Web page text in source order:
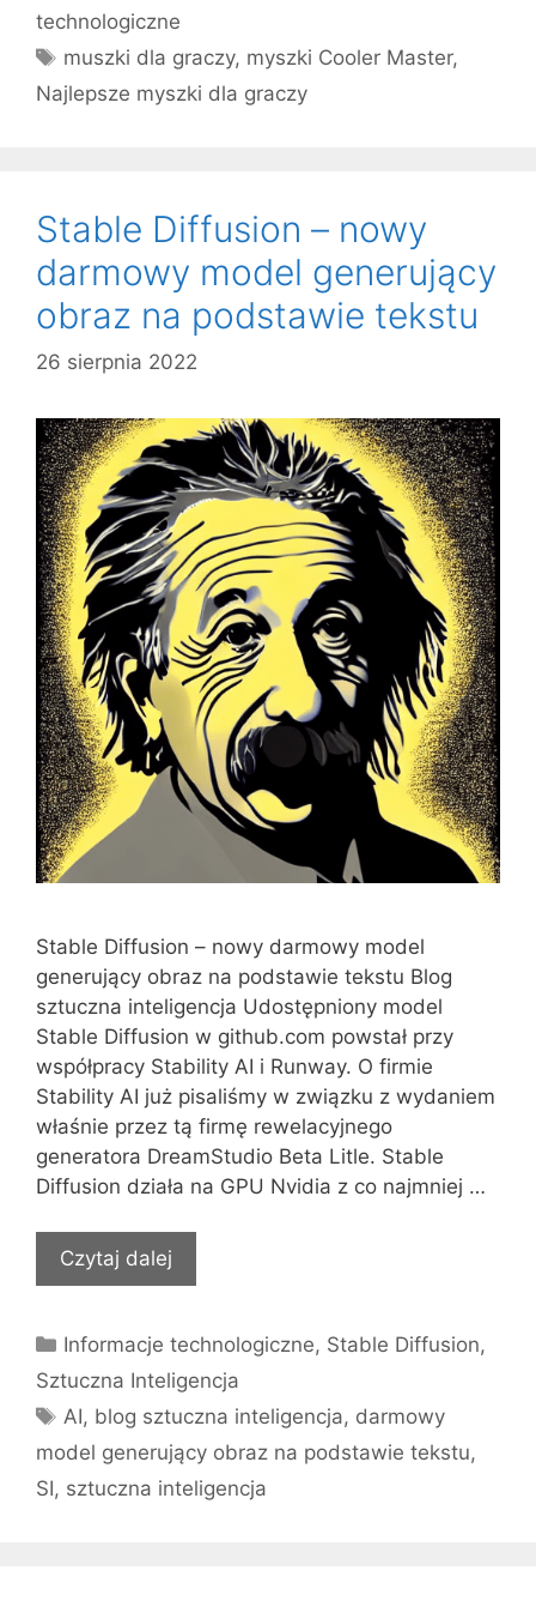
technologiczne
Tagi
muszki dla graczy, myszki Cooler Master,
Najlepsze myszki dla graczy
Stable Diffusion – nowy
darmowy model generujący
obraz na podstawie tekstu
26 sierpnia 2022
Stable Diffusion – nowy darmowy model
generujący obraz na podstawie tekstu Blog
sztuczna inteligencja Udostępniony model
Stable Diffusion w github.com powstał przy
współpracy Stability AI i Runway. O firmie
Stability AI już pisaliśmy w związku z wydaniem
właśnie przez tą firmę rewelacyjnego
generatora DreamStudio Beta Litle. Stable
Diffusion działa na GPU Nvidia z co najmniej …
Czytaj dalej
Kategorie
Informacje technologiczne, Stable Diffusion,
Sztuczna Inteligencja
Tagi
AI, blog sztuczna inteligencja, darmowy
model generujący obraz na podstawie tekstu,
SI, sztuczna inteligencja